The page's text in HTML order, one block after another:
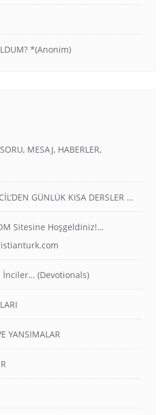
*(Anonim)
MESAJ, HABERLER,
GÜNLÜK KISA DERSLER …
Sitesine Hoşgeldiniz!…
İnciler… (Devotionals)
YANSIMALAR